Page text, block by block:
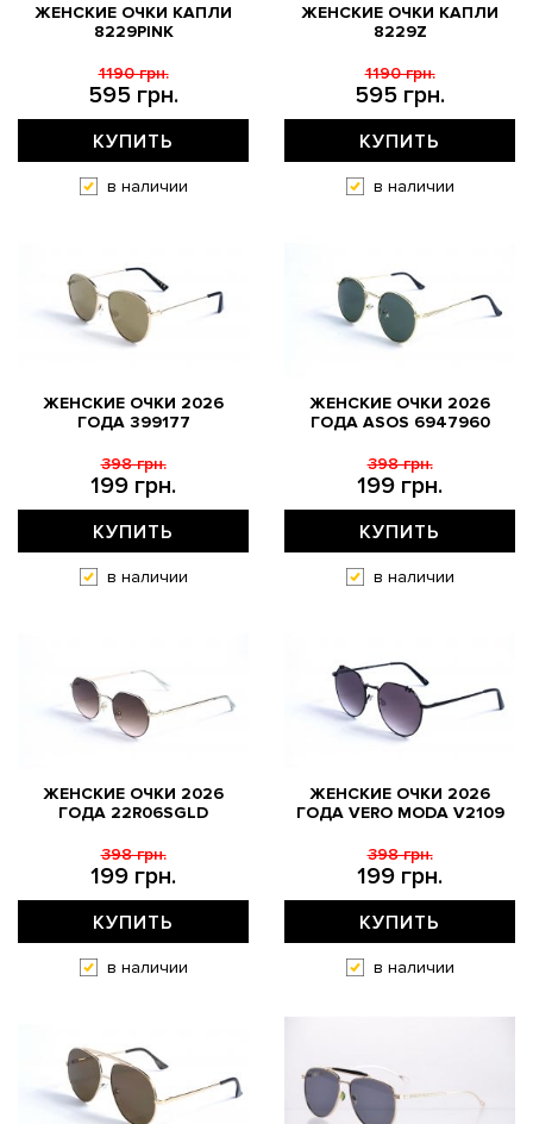
ЖЕНСКИЕ ОЧКИ КАПЛИ
8229PINK
595 грн.
1190 грн.
КУПИТЬ
в наличии
ЖЕНСКИЕ ОЧКИ КАПЛИ
8229Z
595 грн.
1190 грн.
КУПИТЬ
в наличии
ЖЕНСКИЕ ОЧКИ 2026
ГОДА 399177
199 грн.
398 грн.
КУПИТЬ
в наличии
ЖЕНСКИЕ ОЧКИ 2026
ГОДА АSOS 6947960
199 грн.
398 грн.
КУПИТЬ
в наличии
ЖЕНСКИЕ ОЧКИ 2026
ГОДА 22R06SGLD
199 грн.
398 грн.
КУПИТЬ
в наличии
ЖЕНСКИЕ ОЧКИ 2026
ГОДА VERO MODA V2109
199 грн.
398 грн.
КУПИТЬ
в наличии